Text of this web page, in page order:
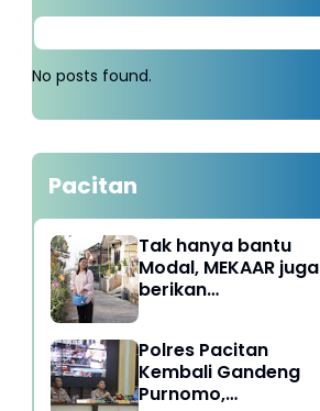
No posts found.
Pacitan
Tak hanya bantu
Modal, MEKAAR juga
berikan
Dapur Tetap Ngebul
Polres Pacitan
Kembali Gandeng
Purnomo,